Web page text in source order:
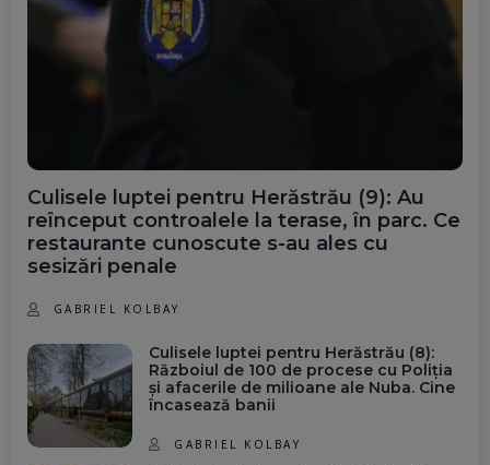
Culisele luptei pentru Herăstrău (9): Au
reînceput controalele la terase, în parc. Ce
restaurante cunoscute s-au ales cu
sesizări penale
GABRIEL KOLBAY
Culisele luptei pentru Herăstrău (8):
Războiul de 100 de procese cu Poliția
și afacerile de milioane ale Nuba. Cine
încasează banii
GABRIEL KOLBAY